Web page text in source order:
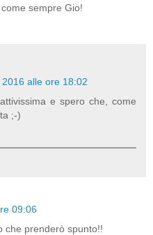
sempre Gio!
alle ore 18:02
e spero che, come
;-)
09:06
che prenderò spunto!!